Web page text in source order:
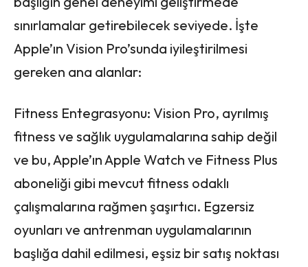
sınırlamalar getirebilecek seviyede. İşte
Apple’ın Vision Pro’sunda iyileştirilmesi
gereken ana alanlar:
Fitness Entegrasyonu: Vision Pro, ayrılmış
fitness ve sağlık uygulamalarına sahip değil
ve bu, Apple’ın Apple Watch ve Fitness Plus
aboneliği gibi mevcut fitness odaklı
çalışmalarına rağmen şaşırtıcı. Egzersiz
oyunları ve antrenman uygulamalarının
başlığa dahil edilmesi, eşsiz bir satış noktası